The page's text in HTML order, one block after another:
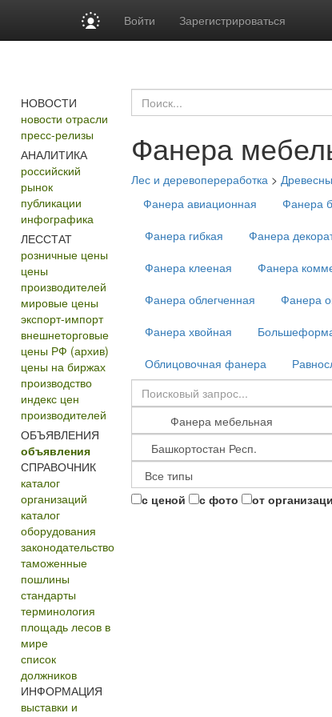
Войти Зарегистрироваться
НОВОСТИ
новости отрасли
пресс-релизы
АНАЛИТИКА
российский
рынок
публикации
инфографика
ЛЕССТАТ
розничные цены
цены
производителей
мировые цены
экспорт-импорт
внешнеторговые
цены РФ (архив)
цены на биржах
производство
индекс цен
производителей
ОБЪЯВЛЕНИЯ
объявления
СПРАВОЧНИК
каталог
организаций
каталог
оборудования
законодательство
таможенные
пошлины
стандарты
терминология
площадь лесов в
мире
список
должников
ИНФОРМАЦИЯ
выставки и
Фанера
Лес и деревопереработка>
Фанера авиационная
Фанера
Фанера гибкая
Фанера
Фанера клееная
Фанера
Фанера облегченная
Фанера
Фанера хвойная
Облицовочная фанера
с ценой с фото от